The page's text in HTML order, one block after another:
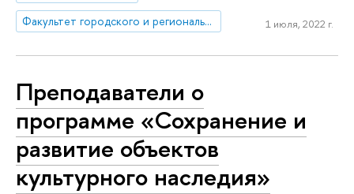
Факультет городского и регионального развития
1 июля, 2022 г.
Преподаватели о
программе «Сохранение и
развитие объектов
культурного наследия»